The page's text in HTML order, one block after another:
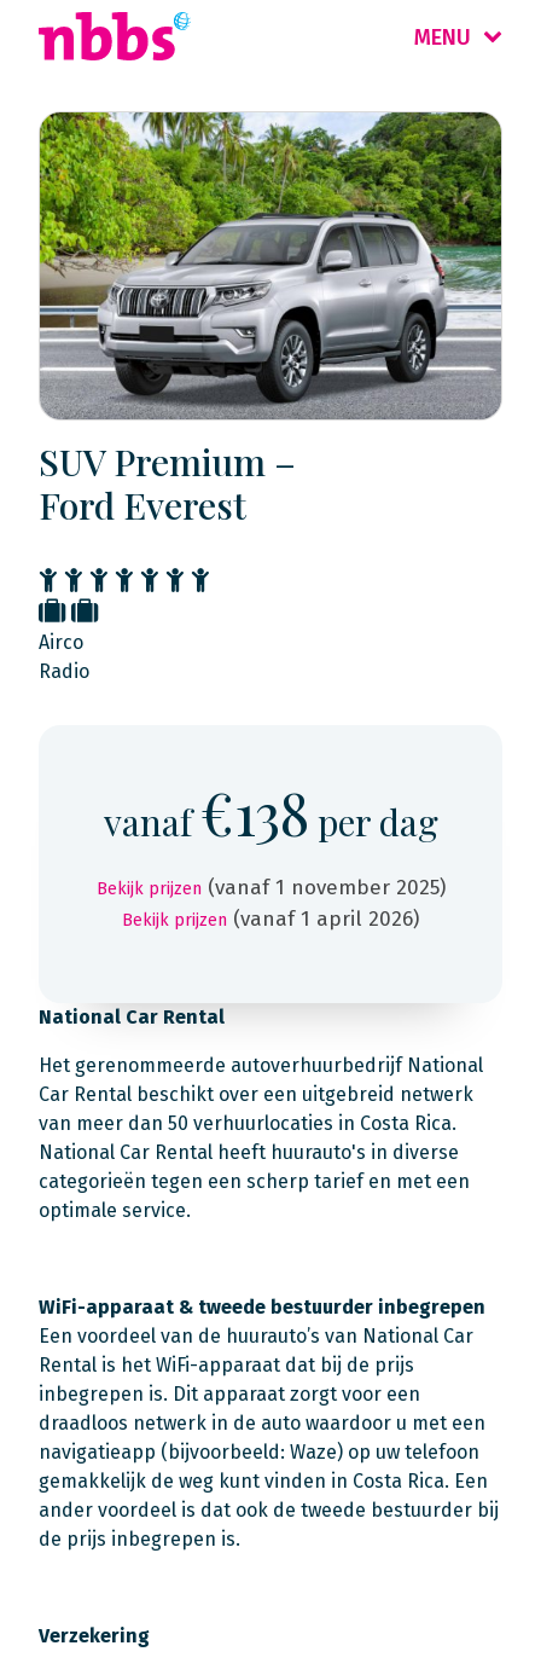
MENU
SUV Premium –
Ford Everest
Airco
Radio
vanaf€138 per dag
Bekijk prijzen (vanaf 1 november 2025)
Bekijk prijzen (vanaf 1 april 2026)
National Car Rental
Het gerenommeerde autoverhuurbedrijf National
Car Rental beschikt over een uitgebreid netwerk
van meer dan 50 verhuurlocaties in Costa Rica.
National Car Rental heeft huurauto's in diverse
categorieën tegen een scherp tarief en met een
optimale service.
WiFi-apparaat & tweede bestuurder inbegrepen
Een voordeel van de huurauto’s van National Car
Rental is het WiFi-apparaat dat bij de prijs
inbegrepen is. Dit apparaat zorgt voor een
draadloos netwerk in de auto waardoor u met een
navigatieapp (bijvoorbeeld: Waze) op uw telefoon
gemakkelijk de weg kunt vinden in Costa Rica. Een
ander voordeel is dat ook de tweede bestuurder bij
de prijs inbegrepen is.
Verzekering